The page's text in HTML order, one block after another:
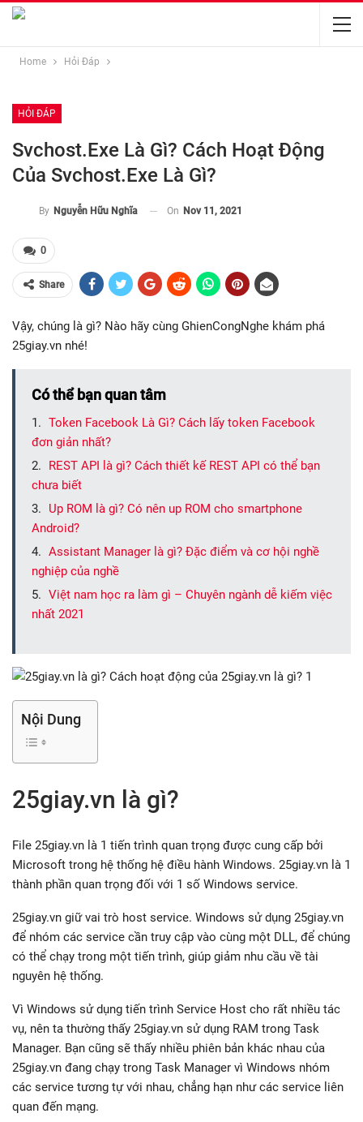
Home Hỏi Đáp
HỎI ĐÁP
Svchost.exe Là Gì? Cách Hoạt Động
Của Svchost.exe Là Gì?
By Nguyễn Hữu Nghĩa On Nov 11, 2021
0
Share
Vậy, chúng là gì? Nào hãy cùng GhienCongNghe khám phá
25giay.vn nhé!
Có thể bạn quan tâm
Token Facebook Là Gì? Cách lấy token Facebook
đơn giản nhất?
REST API là gì? Cách thiết kế REST API có thể bạn
chưa biết
Up ROM là gì? Có nên up ROM cho smartphone
Android?
Assistant Manager là gì? Đặc điểm và cơ hội nghề
nghiệp của nghề
Việt nam học ra làm gì – Chuyên ngành dễ kiếm việc
nhất 2021
Nội Dung
25giay.vn là gì?
File 25giay.vn là 1 tiến trình quan trọng được cung cấp bởi
Microsoft trong hệ thống hệ điều hành Windows. 25giay.vn là 1
thành phần quan trọng đối với 1 số Windows service.
25giay.vn giữ vai trò host service. Windows sử dụng 25giay.vn
để nhóm các service cần truy cập vào cùng một DLL, để chúng
có thể chạy trong một tiến trình, giúp giảm nhu cầu về tài
nguyên hệ thống.
Vì Windows sử dụng tiến trình Service Host cho rất nhiều tác
vụ, nên ta thường thấy 25giay.vn sử dụng RAM trong Task
Manager. Bạn cũng sẽ thấy nhiều phiên bản khác nhau của
25giay.vn đang chạy trong Task Manager vì Windows nhóm
các service tương tự với nhau, chẳng hạn như các service liên
quan đến mạng.